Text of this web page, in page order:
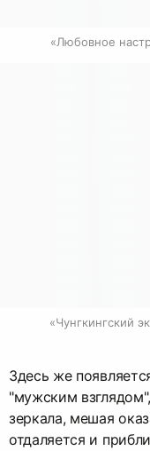
«Любовное
«Чунгкингский
Здесь же
"мужским
зеркала, мешая
отдаляется и